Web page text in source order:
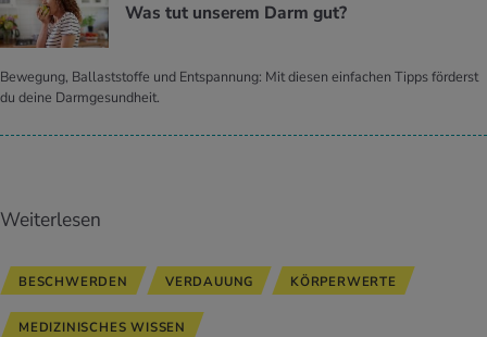
Was tut un­se­rem Darm gut?
Bewegung, Ballaststoffe und Entspannung: Mit diesen einfachen Tipps förderst
du deine Darmgesundheit.
Weiterlesen
BESCHWERDEN VERDAUUNG KÖRPERWERTE
MEDIZINISCHES WISSEN